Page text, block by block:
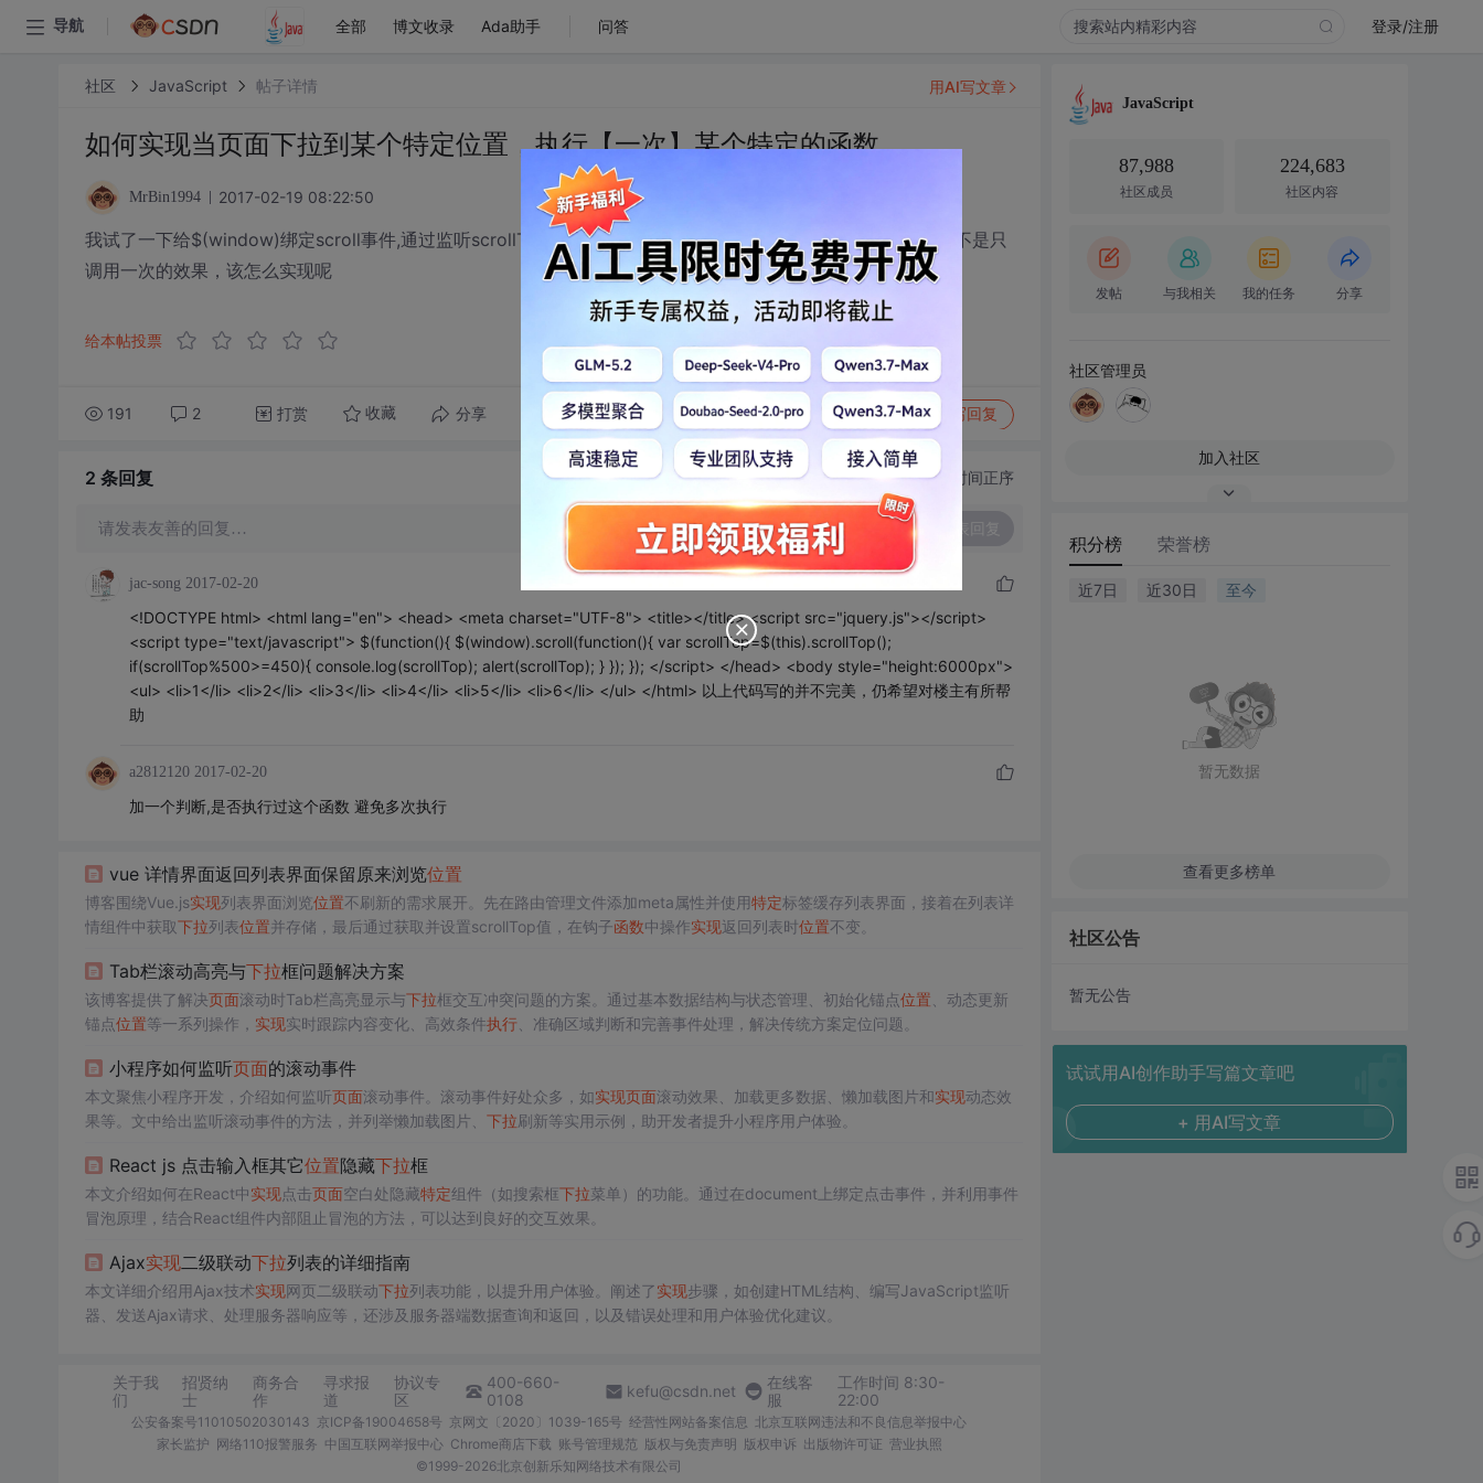
导航 全部 博文收录 Ada助手 问答 登录/注册
社区 JavaScript 帖子详情
如何实现当页面下拉到某个特定位置，执行【一次】某个特定的函数
MrBin1994 2017-02-19 08:22:50
我试了一下给$(window)绑定scroll事件,通过监听scrollTop的改变执行函数，可是鼠标滚一次，函数就调一次，不是只
调用一次的效果，该怎么实现呢
给本帖投票
191 2 打赏 收藏 分享 转发到动态 举报 写回复
用AI写文章
2 条回复 切换为时间正序
请发表友善的回复…
jac-song 2017-02-20
<!DOCTYPE html> <html lang="en"> <head> <meta charset="UTF-8"> <title></title> <script src="jquery.js"></script>
<script type="text/javascript"> $(function(){ $(window).scroll(function(){ var scrollTop=$(this).scrollTop();
if(scrollTop%500>=450){ console.log(scrollTop); alert(scrollTop); } }); }); </script> </head> <body style="height:6000px">
<ul> <li>1</li> <li>2</li> <li>3</li> <li>4</li> <li>5</li> <li>6</li> </ul> </html> 以上代码写的并不完美，仍希望对楼主有所帮
助
a2812120 2017-02-20
加一个判断,是否执行过这个函数 避免多次执行
vue 详情界面返回列表界面保留原来浏览位置
博客围绕Vue.js实现列表界面浏览位置不刷新的需求展开。先在路由管理文件添加meta属性并使用特定标签缓存列表界面，接着在列表详
情组件中获取下拉列表位置并存储，最后通过获取并设置scrollTop值，在钩子函数中操作实现返回列表时位置不变。
Tab栏滚动高亮与下拉框问题解决方案
该博客提供了解决页面滚动时Tab栏高亮显示与下拉框交互冲突问题的方案。通过基本数据结构与状态管理、初始化锚点位置 、动态更新
锚点位置等一系列操作， 实现实时跟踪内容变化、高效条件执行、准确区域判断和完善事件处理，解决传统方案定位问题。
小程序如何监听页面的滚动事件
本文聚焦小程序开发，介绍如何监听页面滚动事件。滚动事件好处众多，如实现页面滚动效果、加载更多数据、懒加载图片和实现动态效
果等。文中给出监听滚动事件的方法，并列举懒加载图片、 下拉刷新等实用示例，助开发者提升小程序用户体验。
React js 点击输入框其它位置隐藏下拉框
本文介绍如何在React中实现点击页面空白处隐藏特定组件（如搜索框下拉菜单）的功能。通过在document上绑定点击事件，并利用事件
冒泡原理，结合React组件内部阻止冒泡的方法，可以达到良好的交互效果。
Ajax实现二级联动下拉列表的详细指南
本文详细介绍用Ajax技术实现网页二级联动下拉列表功能，以提升用户体验。阐述了实现步骤，如创建HTML结构、编写JavaScript监听
器、发送Ajax请求、处理服务器响应等，还涉及服务器端数据查询和返回，以及错误处理和用户体验优化建议。
关于我
们
招贤纳
士
商务合
作
寻求报
道
协议专
区
400-660-
0108
kefu@csdn.net
在线客
服
工作时间 8:30-
22:00
公安备案号11010502030143 京ICP备19004658号 京网文〔2020〕1039-165号 经营性网站备案信息 北京互联网违法和不良信息举报中心
家长监护 网络110报警服务 中国互联网举报中心 Chrome商店下载 账号管理规范 版权与免责声明 版权申诉 出版物许可证 营业执照
©1999-2026北京创新乐知网络技术有限公司
JavaScript
87,988
社区成员
224,683
社区内容
发帖 与我相关 我的任务 分享
社区管理员
加入社区
积分榜 荣誉榜
近7日 近30日 至今
暂无数据
查看更多榜单
社区公告
暂无公告
试试用AI创作助手写篇文章吧
+ 用AI写文章